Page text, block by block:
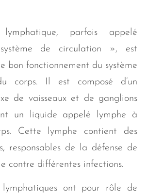
parfois appelé
de circulation », est
bon fonctionnement du système
corps. Il est composé d’un
de vaisseaux et de ganglions
un liquide appelé lymphe à
Cette lymphe contient des
responsables de la défense de
contre différentes infections.
lymphatiques ont pour rôle de